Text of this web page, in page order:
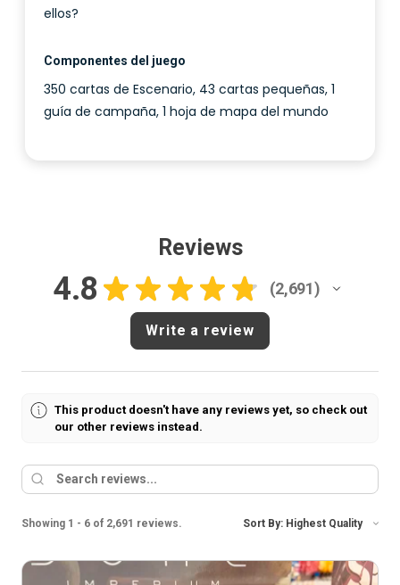
ellos?
Componentes del juego
350 cartas de Escenario, 43 cartas pequeñas, 1
guía de campaña, 1 hoja de mapa del mundo
Reviews
4.8 ★ ★ ★ ★ ★ 2,691
2691
Write a review
This product doesn't have any reviews yet, so check out
our other reviews instead.
Showing 1 - 6 of 2,691 reviews. Sort By: